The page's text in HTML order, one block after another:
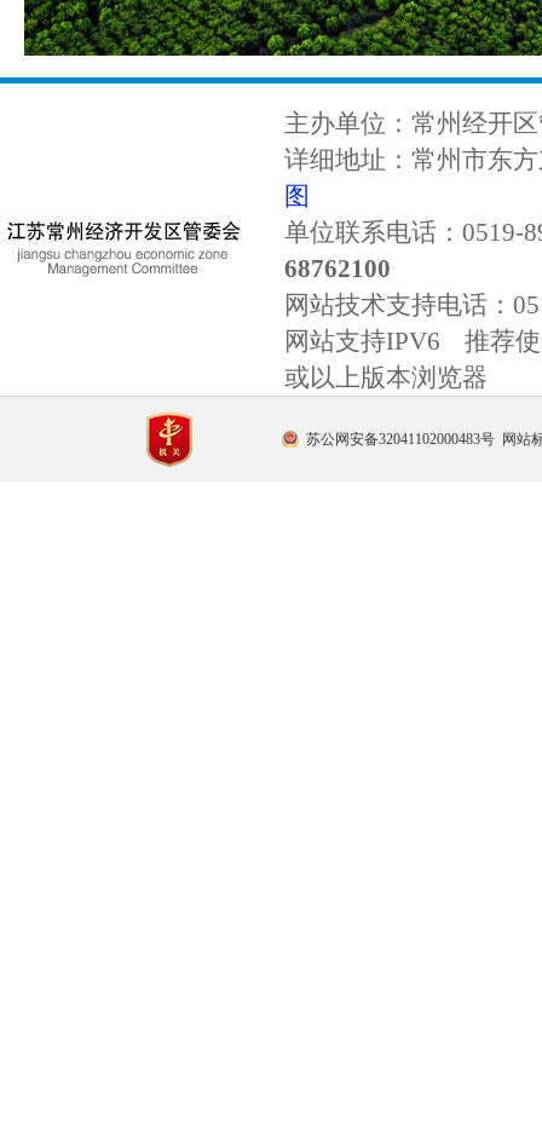
主办单位：常州经开
详细地址：常州市东
图
单位联系电话：0519-
68762100
网站技术支持电话：
网站支持IPV6 推荐使
或以上版本浏览器
苏公网安备32041102000483号 网站